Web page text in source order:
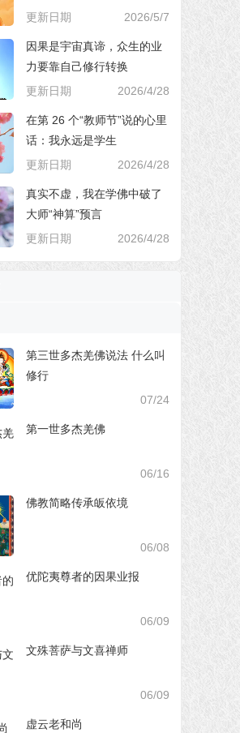
界，对吗？
更新日期 2026/5/7
因果是宇宙真谛，众生的业
力要靠自己修行转换
更新日期
2026/4/28
在第 26 个“教师节”说的心里
话：我永远是学生
更新日期
2026/4/28
真实不虚，我在学佛中破了
大师“神算”预言
更新日期
2026/4/28
第三世多杰羌佛说法 什么叫
修行
07/24
第一世多杰羌佛
06/16
佛教简略传承皈依境
06/08
优陀夷尊者的因果业报
06/09
文殊菩萨与文喜禅师
06/09
虚云老和尚